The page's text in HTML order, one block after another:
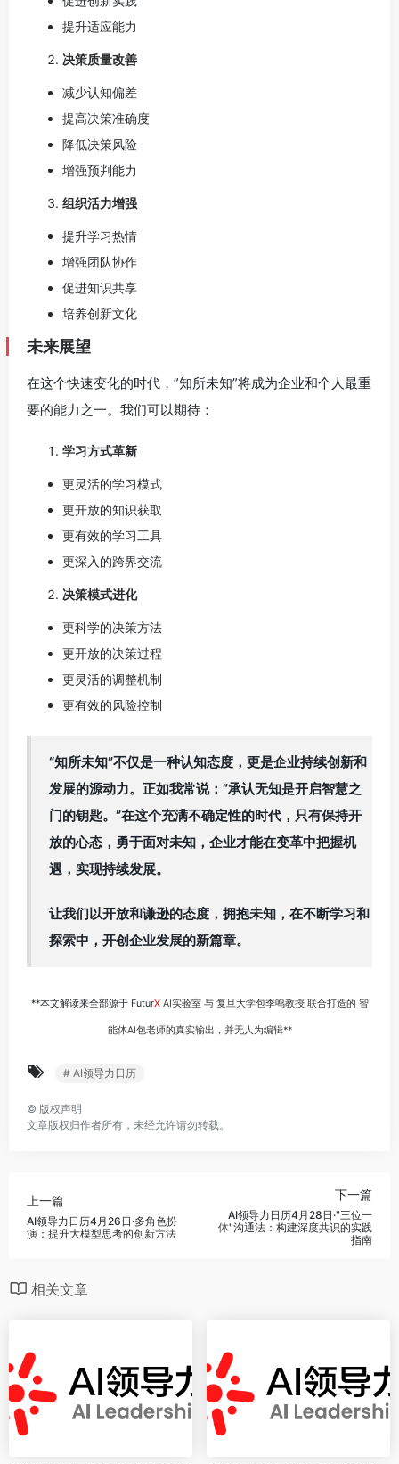
提升适应能力
决策质量改善
减少认知偏差
提高决策准确度
降低决策风险
增强预判能力
组织活力增强
提升学习热情
增强团队协作
促进知识共享
培养创新文化
未来展望
在这个快速变化的时代，”知所未知”将成为企业和个人最重
要的能力之一。我们可以期待：
学习方式革新
更灵活的学习模式
更开放的知识获取
更有效的学习工具
更深入的跨界交流
决策模式进化
更科学的决策方法
更开放的决策过程
更灵活的调整机制
更有效的风险控制
“知所未知”不仅是一种认知态度，更是企业持续创新和
发展的源动力。正如我常说：”承认无知是开启智慧之
门的钥匙。”在这个充满不确定性的时代，只有保持开
放的心态，勇于面对未知，企业才能在变革中把握机
遇，实现持续发展。
让我们以开放和谦逊的态度，拥抱未知，在不断学习和
探索中，开创企业发展的新篇章。
**本文解读来全部源于 FuturXAI实验室 与 复旦大学包季鸣教授 联合打造的 智
能体AI包老师的真实输出，并无人为编辑**
# AI领导力日历
© 版权声明
文章版权归作者所有，未经允许请勿转载。
上一篇
AI领导力日历4月26日·多角色扮
演：提升大模型思考的创新方法
下一篇
AI领导力日历4月28日·"三位一
体"沟通法：构建深度共识的实践
指南
相关文章